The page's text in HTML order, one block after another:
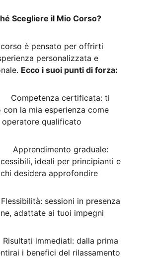
Scegliere il Mio Corso?
è pensato per offrirti
personalizzata e
Ecco i suoi punti di forza:
con la mia esperienza come
operatore qualificato
ideali per principianti e
desidera approfondire
adattate ai tuoi impegni
i benefici del rilassamento